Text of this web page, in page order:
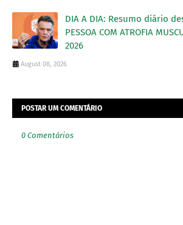
DIA A DIA: Resumo diário
PESSOA COM ATROFIA
2026
August 08, 2026
POSTAR UM COMENTÁRIO
0 Comentários